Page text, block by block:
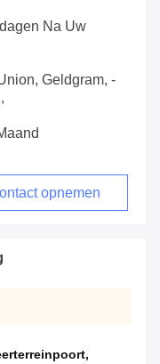
Na Uw
Geldgram, -
opnemen
,